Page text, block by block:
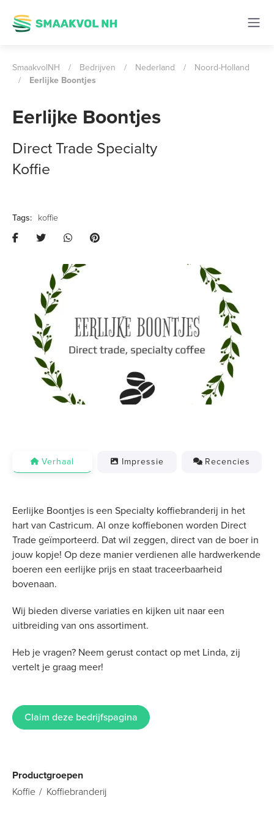
SmaakvolNH / Bedrijven / Nederland /
Noord-Holland
/
Eerlijke Boontjes
Eerlijke Boontjes
Direct Trade Specialty
Koffie
koffie
Previous Next
Verhaal Impressie Recencies
Eerlijke Boontjes is een Specialty koffiebranderij in het
hart van Castricum. Al onze koffiebonen worden Direct
Trade geïmporteerd. Dat wil zeggen, direct van de boer in
jouw kopje! Op deze manier verdienen alle hardwerkende
boeren een eerlijke prijs en staat traceerbaarheid
bovenaan.
Wij bieden diverse variaties en kijken uit naar een
uitbreiding van ons assortiment.
Heb je vragen? Neem gerust contact op met Linda, zij
vertelt je graag meer!
Claim deze bedrijfspagina
Productgroepen
Koffie
Koffiebranderij